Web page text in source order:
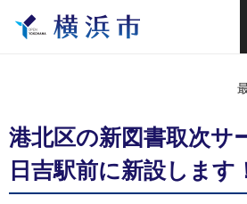
港北区の新図書取次サ
日吉駅前に新設します